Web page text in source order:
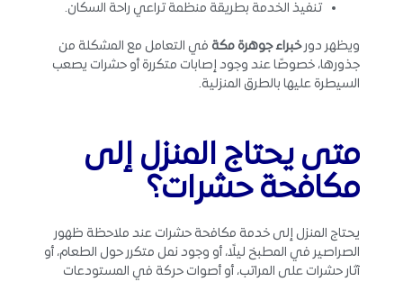
تنفيذ الخدمة بطريقة منظمة تراعي راحة السكان.
ويظهر دورخبراء جوهرة مكة في التعامل مع المشكلة من
جذورها، خصوصًا عند وجود إصابات متكررة أو حشرات يصعب
السيطرة عليها بالطرق المنزلية.
متى يحتاج المنزل إلى
مكافحة حشرات؟
يحتاج المنزل إلى خدمة مكافحة حشرات عند ملاحظة ظهور
الصراصير في المطبخ ليلًا، أو وجود نمل متكرر حول الطعام، أو
آثار حشرات على المراتب، أو أصوات حركة في المستودعات